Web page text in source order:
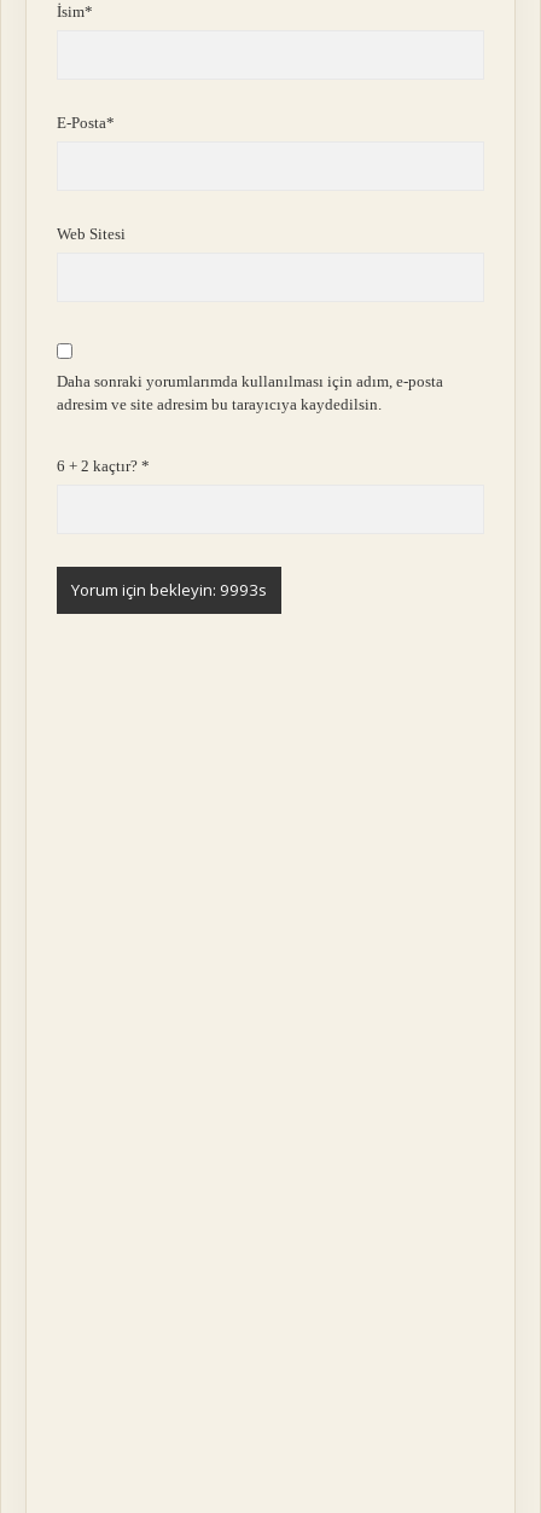
İsim*
E-Posta*
Web Sitesi
Daha sonraki yorumlarımda kullanılması için adım, e-posta
adresim ve site adresim bu tarayıcıya kaydedilsin.
6 + 2 kaçtır?*